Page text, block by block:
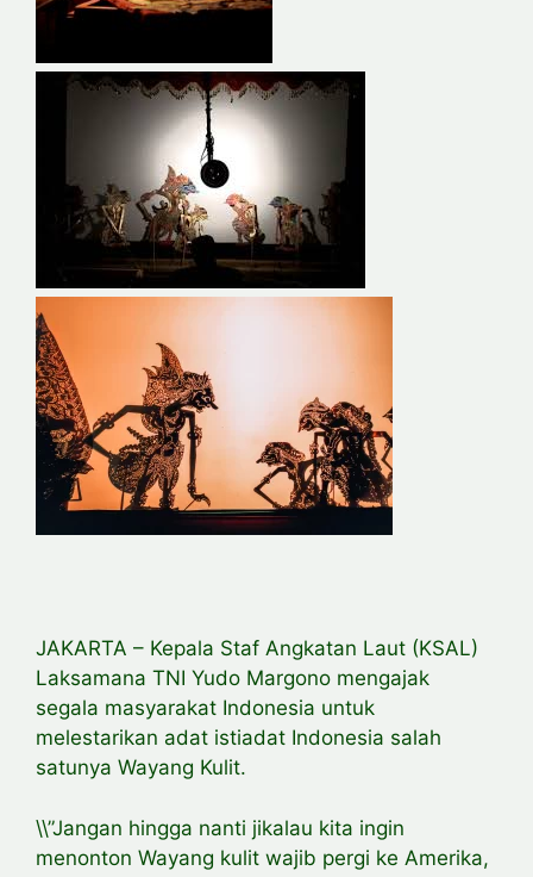
JAKARTA – Kepala Staf Angkatan Laut (KSAL)
Laksamana TNI Yudo Margono mengajak
segala masyarakat Indonesia untuk
melestarikan adat istiadat Indonesia salah
satunya Wayang Kulit.
\\”Jangan hingga nanti jikalau kita ingin
menonton Wayang kulit wajib pergi ke Amerika,